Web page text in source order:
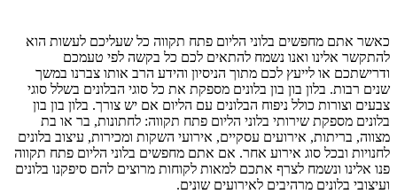
כאשר אתם מחפשים בלוני הליום פתח תקווה כל שעליכם לעשות הוא
להתקשר אלינו ואנו נשמח להתאים לכם כל בקשה לפי טעמכם
ודרישתכם או לייעץ לכם מתוך הניסיון והידע הרב אותו צברנו במשך
שנים רבות. בלון בון בון בלונים מספקת את כל סוגי הבלונים בשלל סוגי
צבעים וצורות כולל ניפוח הבלונים עם הליום אם יש צורך. בלון בון בון
בלונים מספקת שירותי בלוני הליום פתח תקווה: לחתונות, בר או בת
מצווה, בריתות, אירועים עסקיים, אירועי השקות ומכירות, עיצוב בלונים
לחנויות ובכל סוג אירוע אחר. אם אתם מחפשים בלוני הליום פתח תקווה
פנו אלינו ונשמח לצרף אתכם למאות לקוחות מרוצים להם סיפקנו בלונים
ועיצובי בלונים מרהיבים לאירועים שונים.